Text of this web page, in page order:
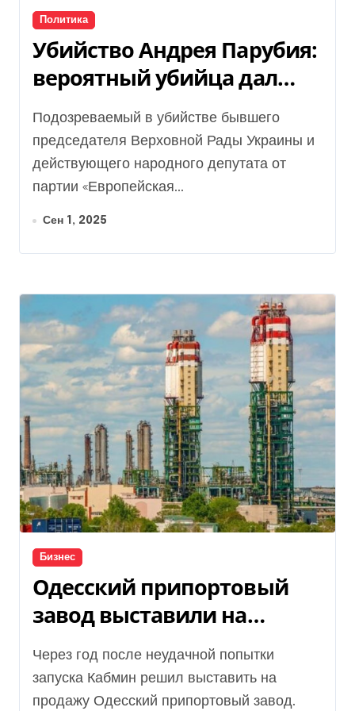
Политика
Убийство Андрея Парубия:
вероятный убийца дал
первые показания
правоохранителям
Подозреваемый в убийстве бывшего
председателя Верховной Рады Украины и
действующего народного депутата от
партии «Европейская...
Сен 1, 2025
Бизнес
Одесский припортовый
завод выставили на
приватизацию за 4,5 млрд
грн: шансы и р
Через год после неудачной попытки
запуска Кабмин решил выставить на
продажу Одесский припортовый завод.